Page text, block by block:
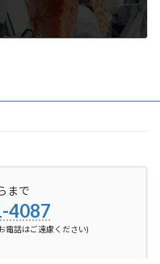
まで
4087
電話はご遠慮ください)